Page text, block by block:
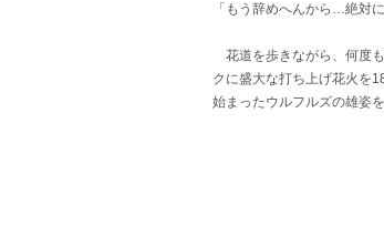
「もう辞めへんから…絶対
花道を歩きながら、何度
クに盛大な打ち上げ花火を
始まったウルフルズの雄姿